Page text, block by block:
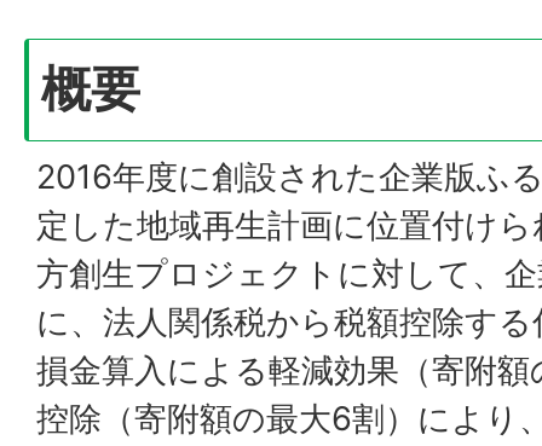
概要
2016年度に創設された企業版ふ
定した地域再生計画に位置付け
方創生プロジェクトに対して、
に、法人関係税から税額控除す
損金算入による軽減効果（寄附
控除（寄附額の最大6割）により